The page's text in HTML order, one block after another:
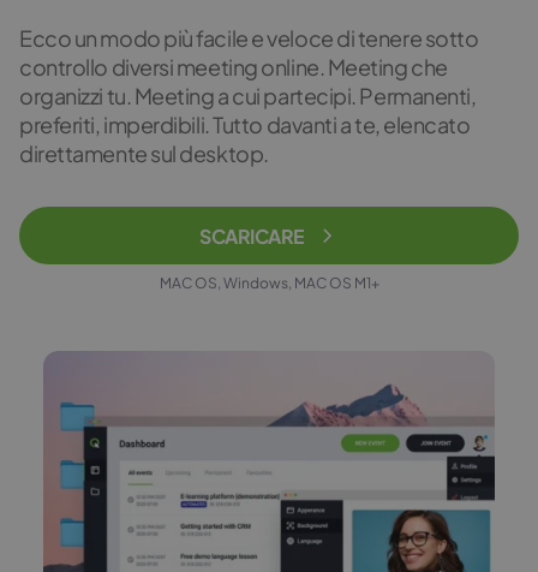
Ecco un modo più facile e veloce di tenere sotto
controllo diversi meeting online. Meeting che
organizzi tu. Meeting a cui partecipi. Permanenti,
preferiti, imperdibili. Tutto davanti a te, elencato
direttamente sul desktop.
SCARICARE
MAC OS, Windows, MAC OS M1+